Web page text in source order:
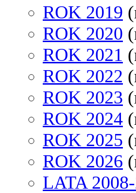
ROK 2019
ROK 2020
ROK 2021
ROK 2022
ROK 2023
ROK 2024
ROK 2025
ROK 2026
LATA